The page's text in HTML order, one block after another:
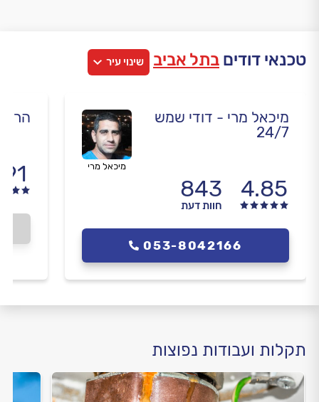
טכנאי דודים בתל אביב שינוי עיר
מיכאל מרי - דודי שמש
24/7
4.85
843
חוות דעת
מיכאל מרי
053-8042166
תקלות ועבודות נפוצות